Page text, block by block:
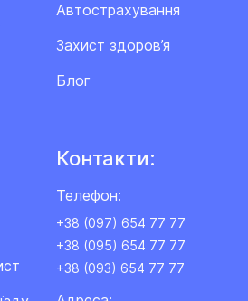
Автострахування
Захист здоров’я
Блог
Контакти:
Телефон:
+38 (097) 654 77 77
+38 (095) 654 77 77
+38 (093) 654 77 77